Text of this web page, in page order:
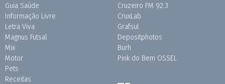
Guia Saúde
Informação Livre
Letra Viva
Magnus Futsal
Mix
Motor
Pets
Receitas
Cruzeiro FM 92.3
CruxLab
Grafsul
Depositphotos
Burh
Pink do Bem OSSEL